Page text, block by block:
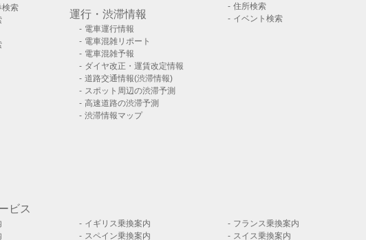
検索
運行・渋滞情報
電車運行情報
電車混雑リポート
電車混雑予報
ダイヤ改正・運賃改定情報
道路交通情報(渋滞情報)
スポット周辺の渋滞予測
高速道路の渋滞予測
渋滞情報マップ
住所検索
イベント検索
ビス
イギリス乗換案内 フランス乗換案内
スペイン乗換案内 スイス乗換案内